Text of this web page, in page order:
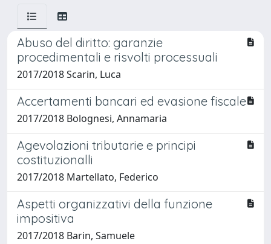
Abuso del diritto: garanzie
procedimentali e risvolti processuali
2017/2018 Scarin, Luca
Accertamenti bancari ed evasione fiscale
2017/2018 Bolognesi, Annamaria
Agevolazioni tributarie e principi
costituzionalli
2017/2018 Martellato, Federico
Aspetti organizzativi della funzione
impositiva
2017/2018 Barin, Samuele